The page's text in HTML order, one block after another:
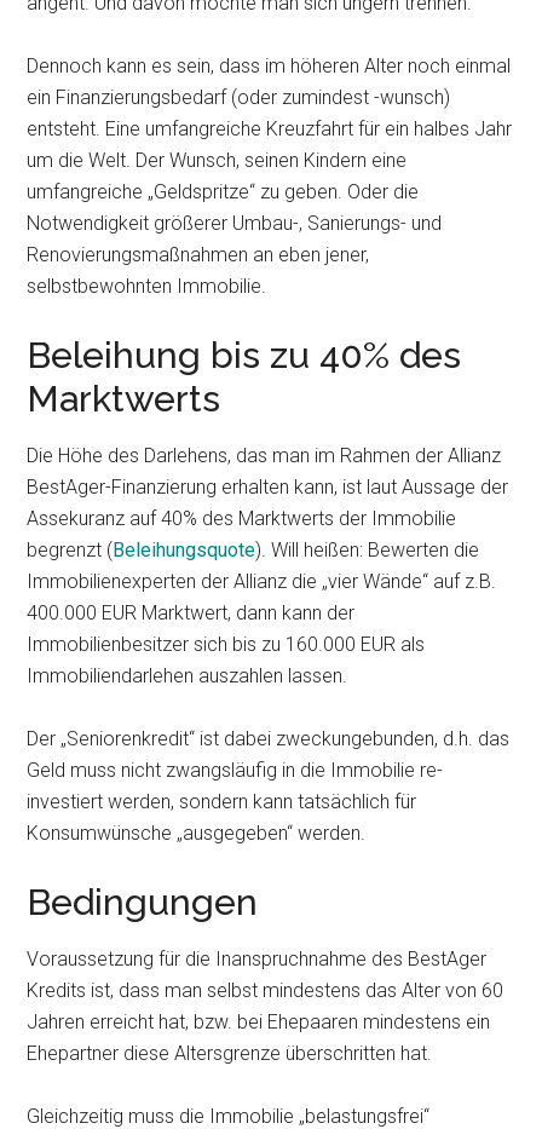
Dennoch kann es sein, dass im höheren Alter noch einmal
ein Finanzierungsbedarf (oder zumindest -wunsch)
entsteht. Eine umfangreiche Kreuzfahrt für ein halbes Jahr
um die Welt. Der Wunsch, seinen Kindern eine
umfangreiche „Geldspritze“ zu geben. Oder die
Notwendigkeit größerer Umbau-, Sanierungs- und
Renovierungsmaßnahmen an eben jener,
selbstbewohnten Immobilie.
Beleihung bis zu 40% des
Marktwerts
Die Höhe des Darlehens, das man im Rahmen der Allianz
BestAger-Finanzierung erhalten kann, ist laut Aussage der
Assekuranz auf 40% des Marktwerts der Immobilie
begrenzt (Beleihungsquote). Will heißen: Bewerten die
Immobilienexperten der Allianz die „vier Wände“ auf z.B.
400.000 EUR Marktwert, dann kann der
Immobilienbesitzer sich bis zu 160.000 EUR als
Immobiliendarlehen auszahlen lassen.
Der „Seniorenkredit“ ist dabei zweckungebunden, d.h. das
Geld muss nicht zwangsläufig in die Immobilie re-
investiert werden, sondern kann tatsächlich für
Konsumwünsche „ausgegeben“ werden.
Bedingungen
Voraussetzung für die Inanspruchnahme des BestAger
Kredits ist, dass man selbst mindestens das Alter von 60
Jahren erreicht hat, bzw. bei Ehepaaren mindestens ein
Ehepartner diese Altersgrenze überschritten hat.
Gleichzeitig muss die Immobilie „belastungsfrei“